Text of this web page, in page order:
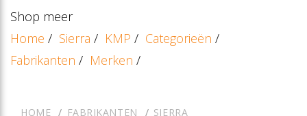
Shop meer
Home / Sierra / KMP / Categorieën /
Fabrikanten / Merken /
HOME FABRIKANTEN
SIERRA